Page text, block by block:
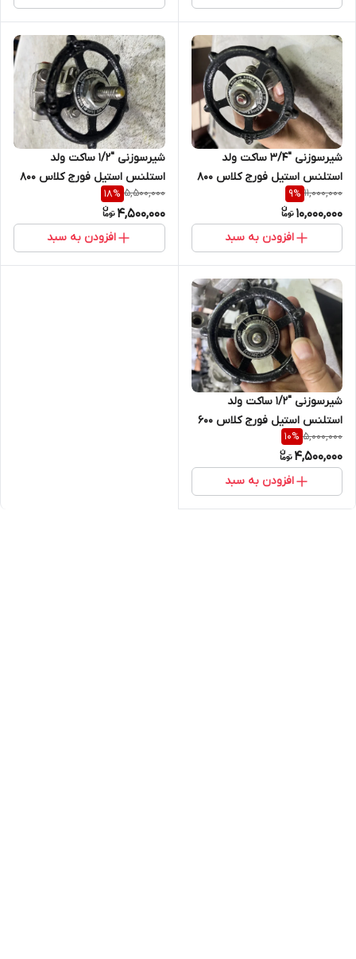
شیرسوزنی "3/4 ساکت ولد
استلنس استیل فورج کلاس 800
سیت 316 دیسک316
11,000,000
9%
10,000,000
افزودن به سبد
شیرسوزنی "1/2 ساکت ولد
استلنس استیل فورج کلاس 800
جنس بدنه STEM 304 F304
سیت HF دیسک HF
5,500,000
18%
4,500,000
افزودن به سبد
شیرسوزنی "1/2 ساکت ولد
استلنس استیل فورج کلاس 600
جنس بدنه STEM304 F304 L
سیت HF دیسک HF
5,000,000
10%
4,500,000
افزودن به سبد